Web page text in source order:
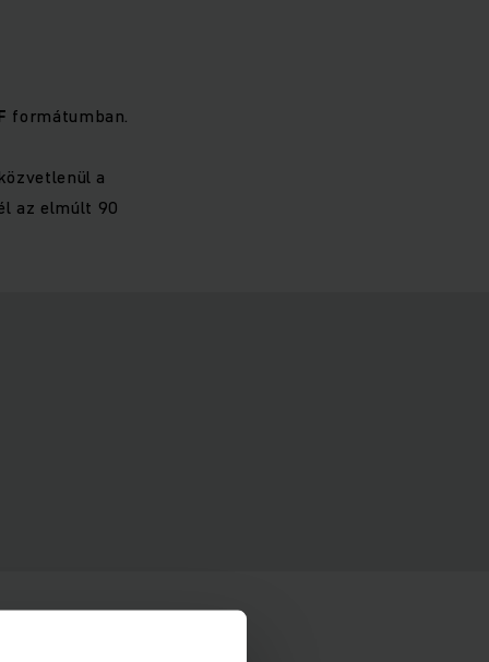
formátumban.
közvetlenül a
az elmúlt 90